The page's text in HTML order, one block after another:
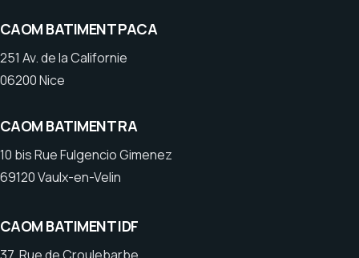
CAOM BATIMENT PACA
251 Av. de la Californie
06200 Nice
CAOM BATIMENT RA
10 bis Rue Fulgencio Gimenez
69120 Vaulx-en-Velin
CAOM BATIMENT IDF